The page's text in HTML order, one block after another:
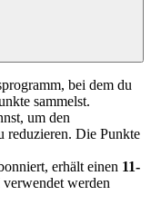
bei dem du
sammelst.
um den
reduzieren. Die Punkte
erhält einen 11-
werden